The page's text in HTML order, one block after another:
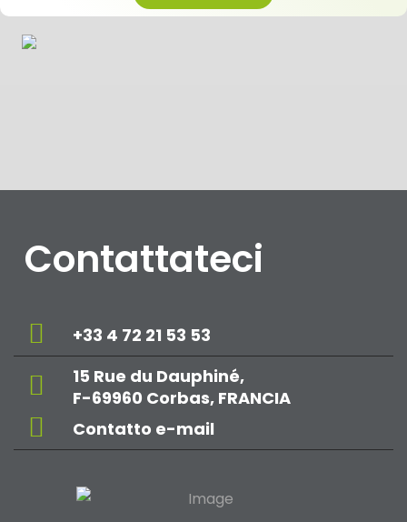
Contattateci
+33 4 72 21 53 53
15 Rue du Dauphiné,
F-69960 Corbas, FRANCIA
Contatto e-mail